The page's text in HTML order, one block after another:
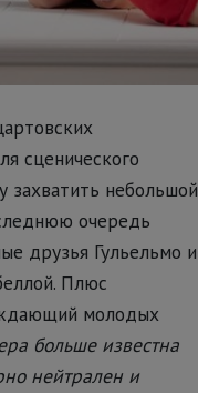
сценического
захватить небольшой
очередь
друзья Гульельмо и
Плюс
молодых
больше известна
нейтрален и